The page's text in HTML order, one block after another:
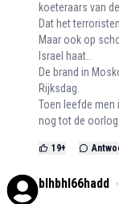
koeteraars van
Dat het
Maar ook op
Israel haat..
De brand in
Rijksdag.
Toen leefde men
nog tot de
19+
blhbhl66hadd